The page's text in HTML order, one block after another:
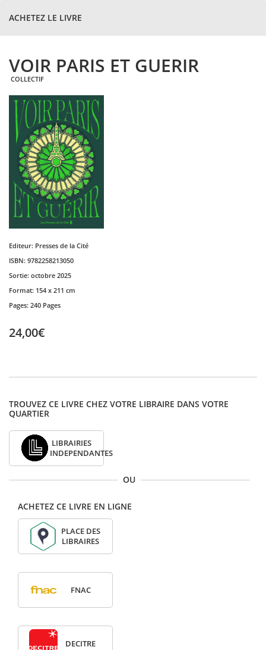
ACHETEZ LE LIVRE
VOIR PARIS ET GUERIR
COLLECTIF
Editeur: Presses de la Cité
ISBN: 9782258213050
Sortie: octobre 2025
Format: 154 x 211 cm
Pages: 240 Pages
24,00€
TROUVEZ CE LIVRE CHEZ VOTRE LIBRAIRE DANS VOTRE
QUARTIER
LIBRAIRIES
INDEPENDANTES
OU
ACHETEZ CE LIVRE EN LIGNE
PLACE DES
LIBRAIRES
FNAC
DECITRE